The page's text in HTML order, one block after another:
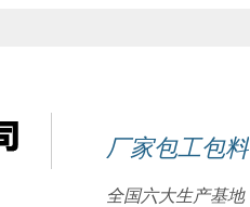
厂家包工包料
全国六大生产基地